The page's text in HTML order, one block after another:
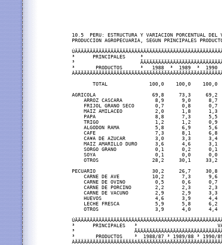
10.5  PERU: ESTRUCTURA Y VARIACION PORCENTUAL DEL
PRODUCCION AGROPECUARIA, SEGUN PRINCIPALES
³      PRINCIPALES     ³
³
³       PRODUCTOS      ³   1988  ³  1989  ³
TOTAL              100,0    100,0    100,0
AGRICOLA                   69,8     73,3
ARROZ CASCARA           8,9      9,0      8,7
FRIJOL GRANO SECO       0,7      0,8      0,7
MAIZ AMILACEO           2,0      1,8      1,3
PAPA                    8,8      7,3      5,5
TRIGO                   1,2      1,2      0,9
ALGODON RAMA            5,8      6,9      5,6
CAFE                    7,3      8,1      6,8
CA¥A DE AZUCAR          3,0      3,3      3,4
MAIZ AMARILLO DURO      3,6      4,6      3,1
SORGO GRANO             0,1      0,2      0,1
SOYA                    0,1      0,0      0,0
OTROS                  28,2     30,1     33,2
PECUARIO                   30,2     26,7
CARNE DE AVE           10,2      7,3      9,6
CARNE DE OVINO          0,5      0,6      0,7
CARNE DE PORCINO        2,2      2,3      2,3
CARNE DE VACUNO         2,9      2,9      3,3
HUEVOS                  4,6      3,9      4,4
LECHE FRESCA            5,9      5,8      6,2
OTROS                   3,9      4,0      4,4
³      PRINCIPALES   ³
³
³       PRODUCTOS    ³  1988/87 ³ 1989/88 ³ 1990/